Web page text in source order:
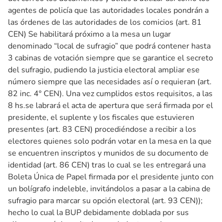
agentes de policía que las autoridades locales pondrán a
las órdenes de las autoridades de los comicios (art. 81
CEN) Se habilitará próximo a la mesa un lugar
denominado “local de sufragio” que podrá contener hasta
3 cabinas de votación siempre que se garantice el secreto
del sufragio, pudiendo la justicia electoral ampliar ese
número siempre que las necesidades así o requieran (art.
82 inc. 4° CEN). Una vez cumplidos estos requisitos, a las
8 hs.se labrará el acta de apertura que será firmada por el
presidente, el suplente y los fiscales que estuvieren
presentes (art. 83 CEN) procediéndose a recibir a los
electores quienes solo podrán votar en la mesa en la que
se encuentren inscriptos y munidos de su documento de
identidad (art. 86 CEN) tras lo cual se les entregará una
Boleta Única de Papel firmada por el presidente junto con
un bolígrafo indeleble, invitándolos a pasar a la cabina de
sufragio para marcar su opción electoral (art. 93 CEN));
hecho lo cual la BUP debidamente doblada por sus